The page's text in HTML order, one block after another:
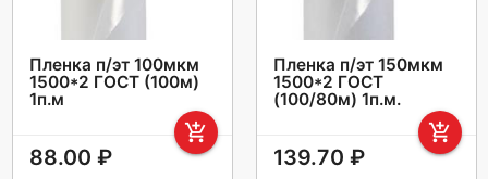
Пленка п/эт 100мкм
1500*2 ГОСТ (100м)
1п.м
add_shopping_cart
88.00 ₽
Пленка п/эт 150мкм
1500*2 ГОСТ
(100/80м) 1п.м.
add_shopping_cart
139.70 ₽